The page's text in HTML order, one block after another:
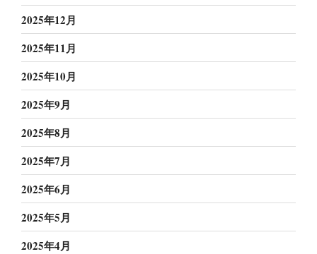
2025年12月
2025年11月
2025年10月
2025年9月
2025年8月
2025年7月
2025年6月
2025年5月
2025年4月